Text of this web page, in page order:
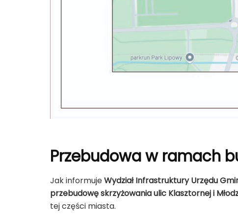
Przebudowa w ramach
Jak informujeWydział Infrastruktury Urzędu
przebudowę skrzyżowania ulic Klasztornej i
tej części miasta.